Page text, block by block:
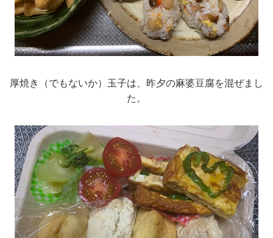
厚焼き（でもないか）玉子は、昨夕の麻婆豆腐を混ぜまし
た。